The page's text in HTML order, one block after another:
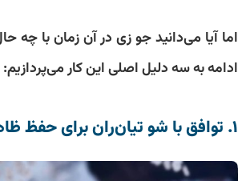
اما آیا می‌دانید جو زی در آن زمان با چه
ادامه به سه دلیل اصلی این کار می‌پردازیم:
۱. توافق با شو تیان‌ران برای حفظ ظاهر سلطنتی